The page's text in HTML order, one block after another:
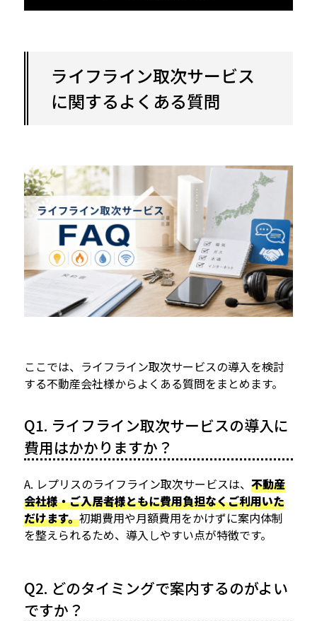
ライフライン取次サービス
に関するよくある質問
ここでは、ライフライン取次サービスの導入を検討
する不動産会社様からよくある質問をまとめます。
Q1. ライフライン取次サービスの導入に
費用はかかりますか？
A. レプリスのライフライン取次サービスは、 不動産
会社様・ご入居者様ともに費用負担なくご利用いた
だけます。初期費用や月額費用をかけずに案内体制
を整えられるため、導入しやすい点が特徴です。
Q2. どのタイミングで案内するのがよい
ですか？